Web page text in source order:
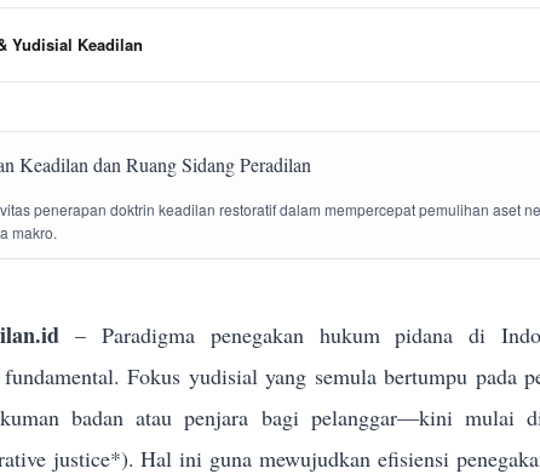
Yudisial Keadilan
penerapan doktrin keadilan restoratif dalam mempercepat pemulihan aset
makro.
– Paradigma penegakan hukum pidana di
fundamental. Fokus yudisial yang semula bertumpu pada
badan atau penjara bagi pelanggar—kini mulai
justice*). Hal ini guna mewujudkan efisiensi